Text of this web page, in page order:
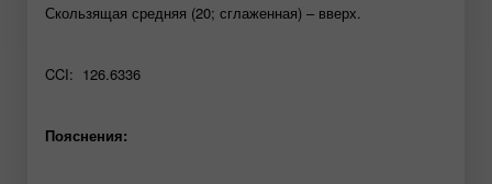
Скользящая средняя (20; сглаженная) – вверх.
CCI: 126.6336
Пояснения: